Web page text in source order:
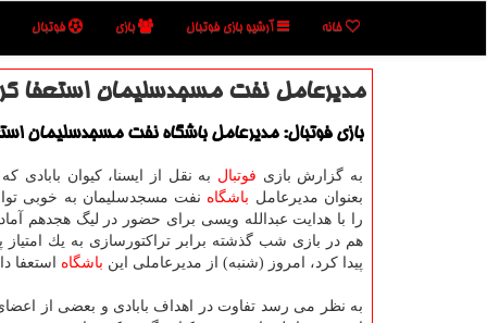
خانه آرشیو بازی فوتبال بازی فوتبال
مدیرعامل نفت مسجدسلیمان استعفا
بازی فوتبال: مدیرعامل باشگاه نفت مسجدسلیمان
به گزارش بازی فوتبال به نقل از ایسنا، كیوان بابادی
بعنوان مدیرعامل باشگاه نفت مسجدسلیمان به خوبی
را با هدایت عبدالله ویسی برای حضور در لیگ هجدهم
هم در بازی شب گذشته برابر تراكتورسازی به یك
پیدا كرد، امروز (شنبه) از مدیرعاملی این باشگاه استعفا
به نظر می رسد تفاوت در اهداف بابادی و بعضی از